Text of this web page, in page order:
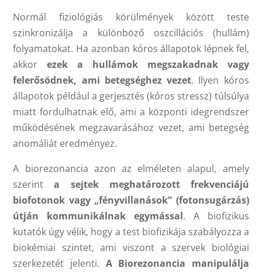
Normál fiziológiás körülmények között teste
szinkronizálja a különböző oszcillációs (hullám)
folyamatokat. Ha azonban kóros állapotok lépnek fel,
akkorezek a hullámok megszakadnak vagy
felerősödnek, ami betegséghez vezet. Ilyen kóros
állapotok például a gerjesztés (kóros stressz) túlsúlya
miatt fordulhatnak elő, ami a központi idegrendszer
működésének megzavarásához vezet, ami betegség
anomáliát eredményez.
A biorezonancia azon az elméleten alapul, amely
szerinta sejtek meghatározott frekvenciájú
biofotonok vagy „fényvillanások” (fotonsugárzás)
útján kommunikálnak egymással. A biofizikus
kutatók úgy vélik, hogy a test biofizikája szabályozza a
biokémiai szintet, ami viszont a szervek biológiai
szerkezetét jelenti. A Biorezonancia manipulálja